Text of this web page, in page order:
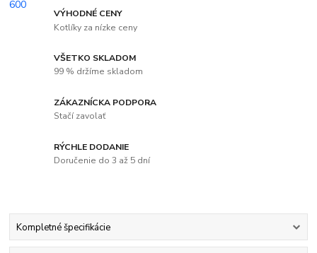
VÝHODNÉ CENY
Kotlíky za nízke ceny
VŠETKO SKLADOM
99 % držíme skladom
ZÁKAZNÍCKA PODPORA
Stačí zavolať
RÝCHLE DODANIE
Doručenie do 3 až 5 dní
Kompletné špecifikácie